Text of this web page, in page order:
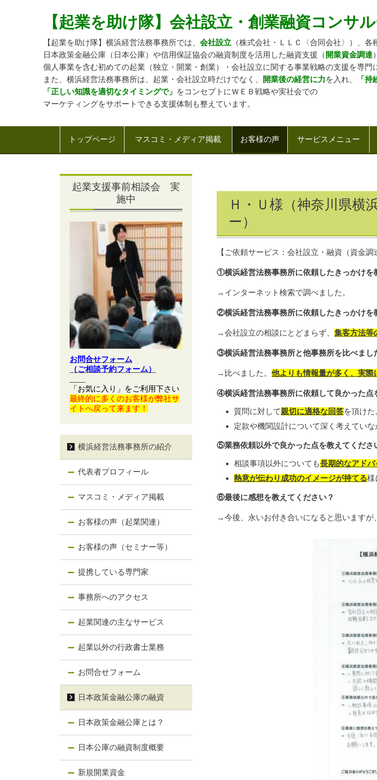
【起業を助け隊】会社設立・創業融資コンサ
【起業を助け隊】横浜経営法務事務所では、 会社設立 （株式会社・ＬＬＣ〈合同会社〉）、各
日本政策金融公庫（日本公庫）や信用保証協会の融資制度を活用した融資支援（ 開業資金調達
個人事業を含む初めての起業（独立・開業・創業）・会社設立に関する事業戦略の支援を専門
また、横浜経営法務事務所は、起業・会社設立時だけでなく、
開業後の経営に力を入れ、 「持
「正しい知識を適切なタイミングで」 をコンセプトにＷＥＢ戦略や実社会での
マーケティングをサポートできる支援体制も整えています。
トップページ マスコミ・メディア掲載 お客様の声 サービスメニュー
Ｈ・Ｕ様（神奈川県横
ー）
【ご依頼サービス：会社設立・融資（資金調
①横浜経営法務事務所に依頼したきっかけを
→インターネット検索で調べました。
②横浜経営法務事務所に依頼したきっかけを
→会社設立の相談にとどまらず、 集客方法等
③横浜経営法務事務所と他事務所を比べまし
→比べました。 他よりも情報量が多く、実際
④横浜経営法務事務所に依頼して良かった点
質問に対して親切に適格な回答を頂けた
定款や機関設計について深く考えていな
⑤業務依頼以外で良かった点を教えてくだ
相談事項以外についても長期的なアドバ
熱意が伝わり成功のイメージが持てる様
⑥最後に感想を教えてください？
→今後、永いお付き合いになると思いますが
起業支援事前相談会 実
施中
お問合せフォーム
（ご相談予約フォーム）
「お気に入り」をご利用下さい
最終的に多くのお客様が弊社サ
イトへ戻って来ます！
横浜経営法務事務所の紹介
代表者プロフィール
マスコミ・メディア掲載
お客様の声（起業関連）
お客様の声（セミナー等）
提携している専門家
事務所へのアクセス
起業関連の主なサービス
起業以外の行政書士業務
お問合せフォーム
日本政策金融公庫の融資
日本政策金融公庫とは？
日本公庫の融資制度概要
新規開業資金